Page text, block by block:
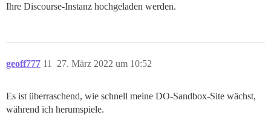
Ihre Discourse-Instanz hochgeladen werden.
geoff777 27. März 2022 um 10:52
11
Es ist überraschend, wie schnell meine DO-Sandbox-Site wächst,
während ich herumspiele.